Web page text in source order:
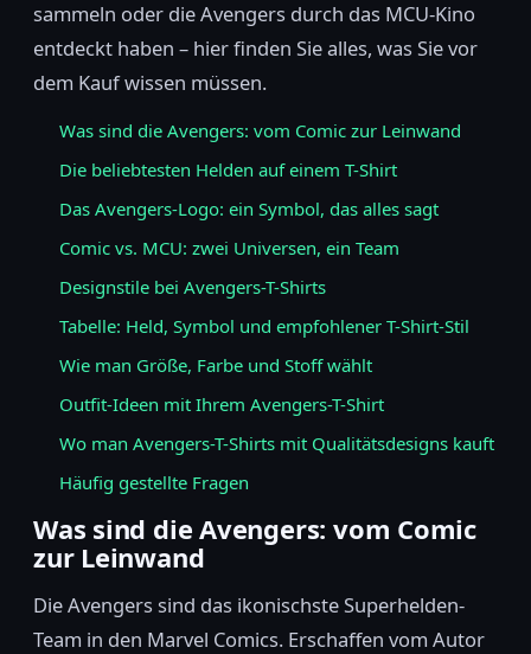
sammeln oder die Avengers durch das MCU-Kino
entdeckt haben – hier finden Sie alles, was Sie vor
dem Kauf wissen müssen.
Was sind die Avengers: vom Comic zur Leinwand
Die beliebtesten Helden auf einem T-Shirt
Das Avengers-Logo: ein Symbol, das alles sagt
Comic vs. MCU: zwei Universen, ein Team
Designstile bei Avengers-T-Shirts
Tabelle: Held, Symbol und empfohlener T-Shirt-Stil
Wie man Größe, Farbe und Stoff wählt
Outfit-Ideen mit Ihrem Avengers-T-Shirt
Wo man Avengers-T-Shirts mit Qualitätsdesigns kauft
Häufig gestellte Fragen
Was sind die Avengers: vom Comic
zur Leinwand
Die Avengers sind das ikonischste Superhelden-
Team in den Marvel Comics. Erschaffen vom Autor